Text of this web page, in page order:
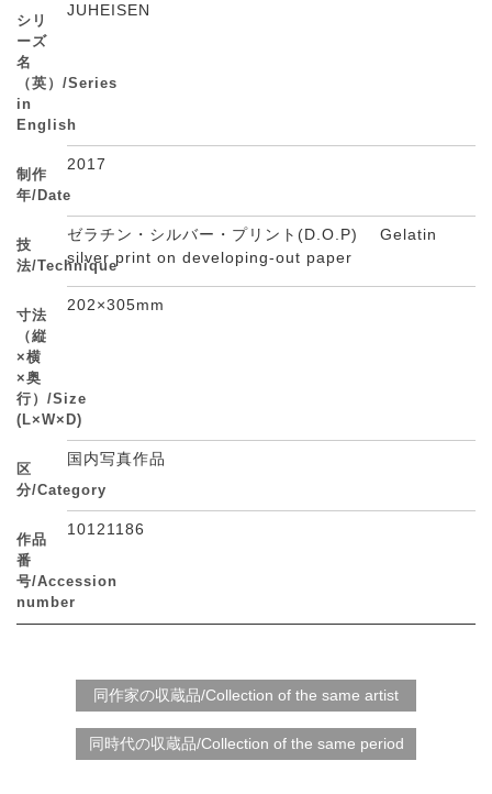
シリ
ーズ
名
（英）/Series
in
English
JUHEISEN
制作
年/Date
2017
技
法/Technique
ゼラチン・シルバー・プリント(D.O.P) Gelatin
silver print on developing-out paper
寸法
（縦
×横
×奥
行）/Size
(L×W×D)
202×305mm
区
分/Category
国内写真作品
作品
番
号/Accession
number
10121186